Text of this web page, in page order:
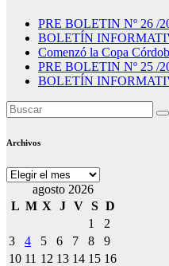
PRE BOLETIN Nº 26 /
BOLETÍN
Comenzó la Copa
PRE BOLETIN Nº 25 /
BOLETÍN
Archivos
Archivos
agosto 2026
L M X J V S D
1
2
3
4 5 6 7 8
9
10 11 12 13 14 15 16